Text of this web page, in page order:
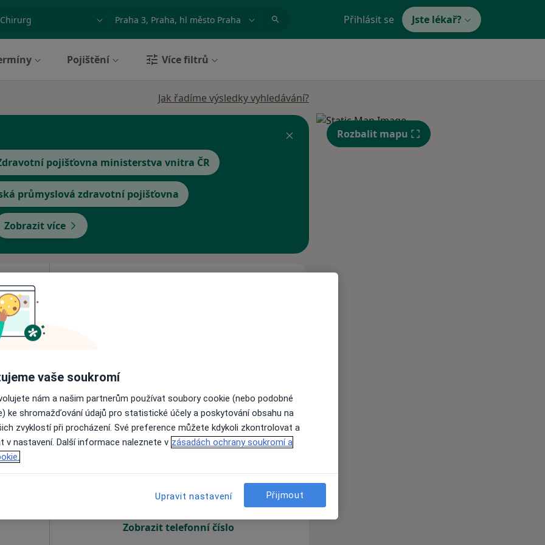
nemoc nebo příjmení Město nebo region Přihlásit se Jste lékař?
Pojištění Více filtrů
Jak řadíme výsledky vyhledávání?
pojišťovna ministerstva vnitra ČR
průmyslová zdravotní pojišťovna
Zobrazit více
600 kč
Ne Po
Online rezervace termínu není k dispozici
Zobrazit telefonní číslo
Rozbalit mapu
vaše soukromí
nám a našim partnerům používat soubory cookie (nebo podobné
ke shromažďování údajů pro statistické účely a poskytování obsahu na
zvyklostí při procházení. Své preference můžete kdykoli zkontrolovat a
v nastavení. Další informace naleznete v zásadách ochrany soukromí a
Upravit nastavení Přijmout